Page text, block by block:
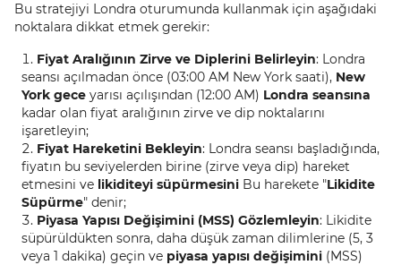
Bu stratejiyi Londra oturumunda kullanmak için aşağıdaki
noktalara dikkat etmek gerekir:
Fiyat Aralığının Zirve ve Diplerini Belirleyin: Londra
seansı açılmadan önce (03:00 AM New York saati), New
York gece yarısı açılışından (12:00 AM) Londra seansına
kadar olan fiyat aralığının zirve ve dip noktalarını
işaretleyin;
Fiyat Hareketini Bekleyin: Londra seansı başladığında,
fiyatın bu seviyelerden birine (zirve veya dip) hareket
etmesini ve likiditeyi süpürmesini Bu harekete "Likidite
Süpürme" denir;
Piyasa Yapısı Değişimini (MSS) Gözlemleyin: Likidite
süpürüldükten sonra, daha düşük zaman dilimlerine (5, 3
veya 1 dakika) geçin ve piyasa yapısı değişimini (MSS)